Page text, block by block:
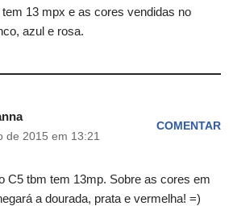
tem 13 mpx e as cores vendidas no
azul e rosa.
de 2015 em 13:21
COMENTAR
C5 tbm tem 13mp. Sobre as cores em
a dourada, prata e vermelha! =)